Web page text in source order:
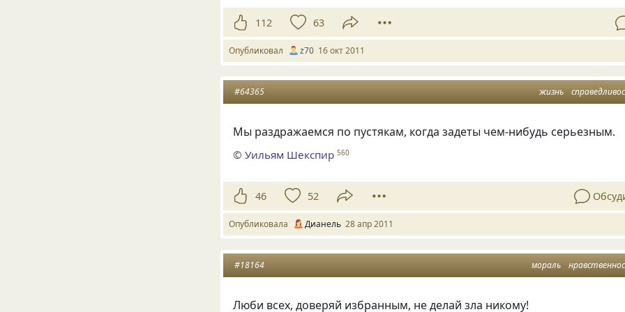
112 63
Опубликовал z70 16 окт 2011
жизнь
#64365
Мы раздражаемся по пустякам, когда задеты чем-нибудь серьезным.
©Уильям Шекспир 560
46 52
Опубликовала Дианель 28 апр 2011
мораль
#18164
Люби всех, доверяй избранным, не делай зла никому!